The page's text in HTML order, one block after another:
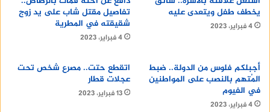
يخطف طفل ويتعدى عليه
4 فبراير، 2023
تفاصيل مقتل شاب على يد زوج
شقيقته في المطرية
4 فبراير، 2023
أجبلكم فلوس من الدولة.. ضبط
المُتهم بالنصب على المواطنين
في الفيوم
4 فبراير، 2023
اتقطع حتت.. مصرع شخص تحت
عجلات قطار
13 فبراير، 2023